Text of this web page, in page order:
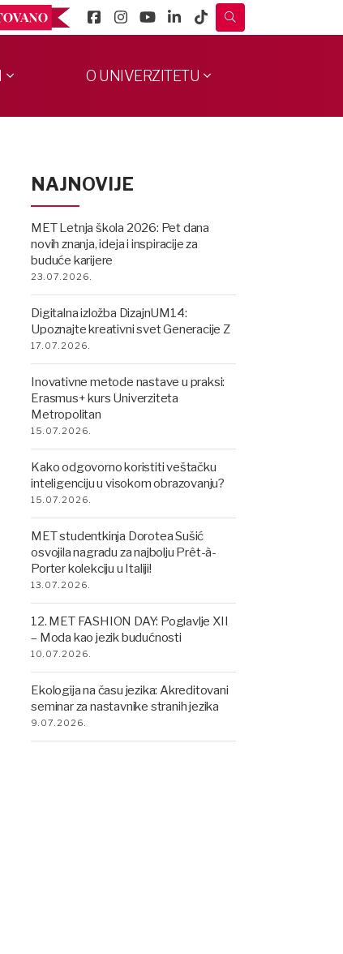
O UNIVERZITETU
NAJNOVIJE
MET Letnja škola 2026: Pet dana
novih znanja, ideja i inspiracije za
buduće karijere
23.07.2026.
Digitalna izložba DizajnUM14:
Upoznajte kreativni svet Generacije Z
17.07.2026.
Inovativne metode nastave u praksi:
Erasmus+ kurs Univerziteta
Metropolitan
15.07.2026.
Kako odgovorno koristiti veštačku
inteligenciju u visokom obrazovanju?
15.07.2026.
MET studentkinja Dorotea Sušić
osvojila nagradu za najbolju Prêt-à-
Porter kolekciju u Italiji!
13.07.2026.
12. MET FASHION DAY: Poglavlje XII
– Moda kao jezik budućnosti
10.07.2026.
Ekologija na času jezika: Akreditovani
seminar za nastavnike stranih jezika
9.07.2026.